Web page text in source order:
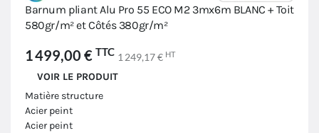
Barnum pliant Alu Pro 55 ECO M2 3mx6m BLANC + Toit
580gr/m² et Côtés 380gr/m²
1 499,00 € TTC 1 249,17 € HT
VOIR LE PRODUIT
Matière structure
Acier peint
Acier peint